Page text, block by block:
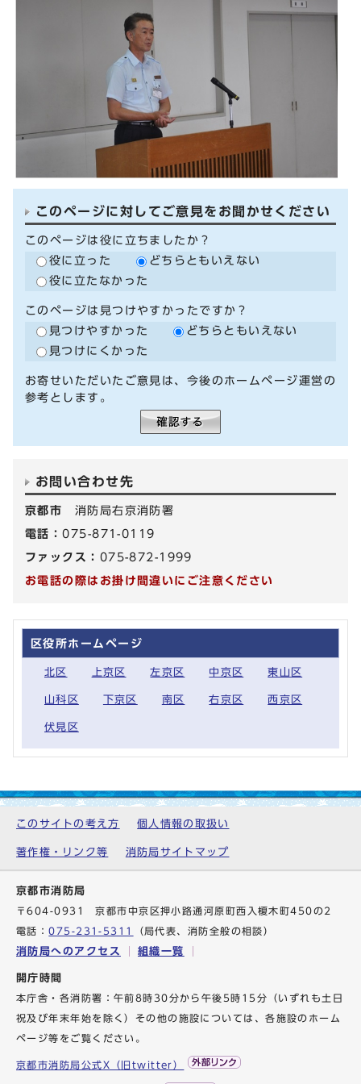
このページに対してご意見をお聞かせください
このページは役に立ちましたか？
役に立った
どちらともいえない
役に立たなかった
このページは見つけやすかったですか？
見つけやすかった
どちらともいえない
見つけにくかった
お寄せいただいたご意見は、今後のホームページ運営の
参考とします。
お問い合わせ先
京都市 消防局右京消防署
電話：075-871-0119
ファックス： 075-872-1999
お電話の際はお掛け間違いにご注意ください
区役所ホームページ
北区 上京区 左京区 中京区 東山区
山科区 下京区 南区 右京区 西京区
伏見区
このサイトの考え方 個人情報の取扱い
著作権・リンク等 消防局サイトマップ
京都市消防局
〒604-0931 京都市中京区押小路通河原町西入榎木町450の2
電話：075-231-5311 （局代表、消防全般の相談）
消防局へのアクセス 組織一覧
開庁時間
本庁舎・各消防署：午前8時30分から午後5時15分（いずれも土日
祝及び年末年始を除く）その他の施設については、各施設のホーム
ページ等をご覧ください。
京都市消防局公式X（旧twitter）